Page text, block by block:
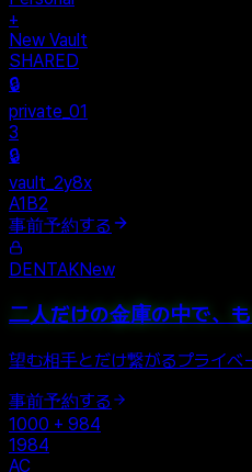
$ dentak_main
MENU
🔒
Personal
+
New Vault
SHARED
🔒
private_01
3
🔒
vault_2y8x
事前予約する
DENTAK New
二人だけの金庫の中で、も
望む相手とだけ繋がるプライベ